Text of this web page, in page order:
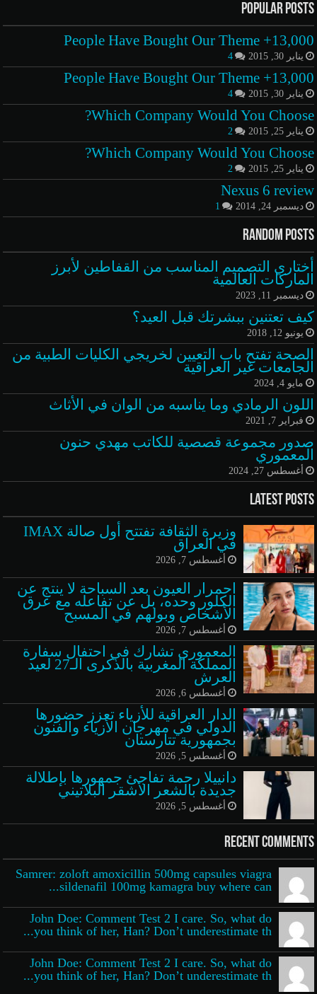
Popular Posts
13,000+ People Have Bought Our Theme
يناير 30, 2015 4
13,000+ People Have Bought Our Theme
يناير 30, 2015 4
Which Company Would You Choose?
يناير 25, 2015 2
Which Company Would You Choose?
يناير 25, 2015 2
Nexus 6 review
ديسمبر 24, 2014 1
Random Posts
أختاري التصميم المناسب من القفاطين لأبرز
الماركات العالمية
ديسمبر 11, 2023
كيف تعتنين ببشرتك قبل العيد؟
يونيو 12, 2018
الصحة تفتح باب التعيين لخريجي الكليات الطبية من
الجامعات غير العراقية
مايو 4, 2024
اللون الرمادي وما يناسبه من الوان في الأثاث
فبراير 7, 2021
صدور مجموعة قصصية للكاتب مهدي حنون
المعموري
أغسطس 27, 2024
Latest Posts
وزيرة الثقافة تفتتح أول صالة IMAX
في العراق
أغسطس 7, 2026
احمرار العيون بعد السباحة لا ينتج عن
الكلور وحده، بل عن تفاعله مع عرق
الأشخاص وبولهم في المسبح
أغسطس 7, 2026
المعموري تشارك في احتفال سفارة
المملكة المغربية بالذكرى الـ27 لعيد
العرش
أغسطس 6, 2026
الدار العراقية للأزياء تعزز حضورها
الدولي في مهرجان الأزياء والفنون
بجمهورية تتارستان
أغسطس 5, 2026
دانييلا رحمة تفاجئ جمهورها بإطلالة
جديدة بالشعر الأشقر البلاتيني
أغسطس 5, 2026
Recent Comments
Samrer: zoloft amoxicillin 500mg capsules viagra
sildenafil 100mg kamagra buy where can...
John Doe: Comment Test 2 I care. So, what do
you think of her, Han? Don’t underestimate th...
John Doe: Comment Test 2 I care. So, what do
you think of her, Han? Don’t underestimate th...